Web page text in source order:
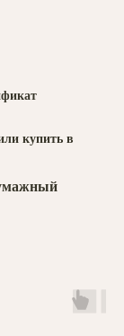
купить в